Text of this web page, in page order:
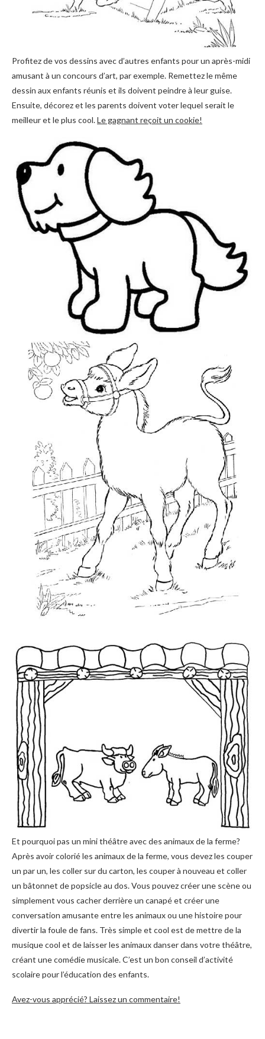
Profitez de vos dessins avec d’autres enfants pour un après-midi
amusant à un concours d’art, par exemple. Remettez le même
dessin aux enfants réunis et ils doivent peindre à leur guise.
Ensuite, décorez et les parents doivent voter lequel serait le
meilleur et le plus cool.Le gagnant reçoit un cookie!
Et pourquoi pas un mini théâtre avec des animaux de la ferme?
Après avoir colorié les animaux de la ferme, vous devez les couper
un par un, les coller sur du carton, les couper à nouveau et coller
un bâtonnet de popsicle au dos. Vous pouvez créer une scène ou
simplement vous cacher derrière un canapé et créer une
conversation amusante entre les animaux ou une histoire pour
divertir la foule de fans. Très simple et cool est de mettre de la
musique cool et de laisser les animaux danser dans votre théâtre,
créant une comédie musicale. C’est un bon conseil d’activité
scolaire pour l’éducation des enfants.
Avez-vous apprécié? Laissez un commentaire!